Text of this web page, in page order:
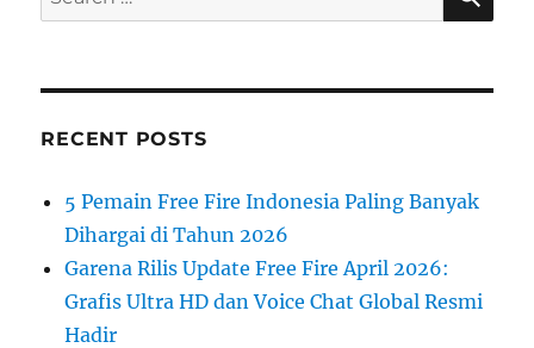
for:
RECENT POSTS
5 Pemain Free Fire Indonesia Paling Banyak
Dihargai di Tahun 2026
Garena Rilis Update Free Fire April 2026:
Grafis Ultra HD dan Voice Chat Global Resmi
Hadir